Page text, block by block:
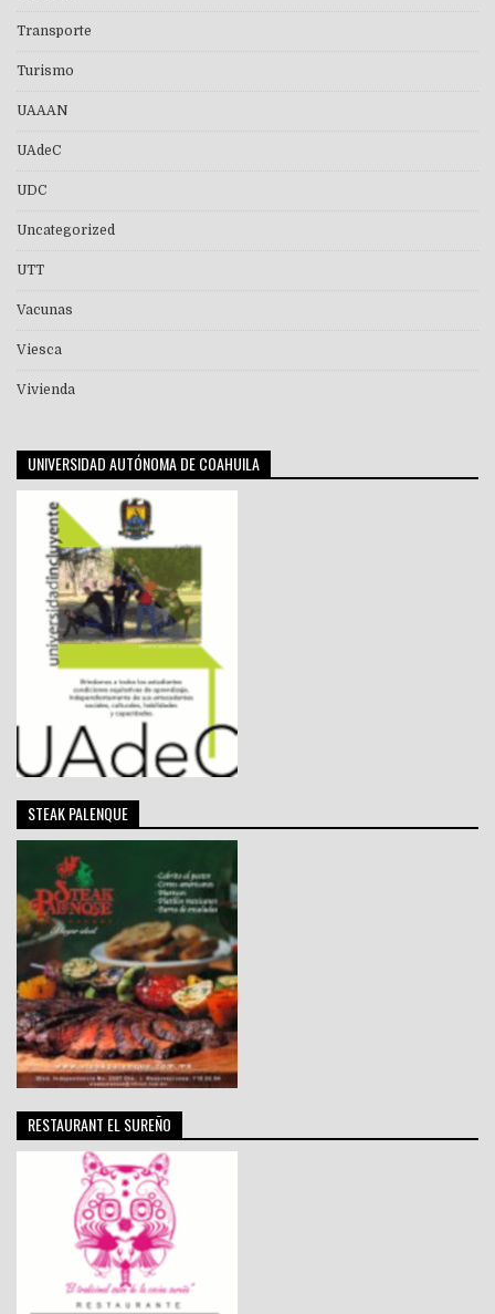
Transporte
Turismo
UAAAN
UAdeC
UDC
Uncategorized
UTT
Vacunas
Viesca
Vivienda
UNIVERSIDAD AUTÓNOMA DE COAHUILA
STEAK PALENQUE
RESTAURANT EL SUREÑO